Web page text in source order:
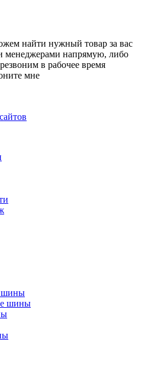
найти нужный товар за вас
менеджерами напрямую, либо
в рабочее время
мне
шины
шины